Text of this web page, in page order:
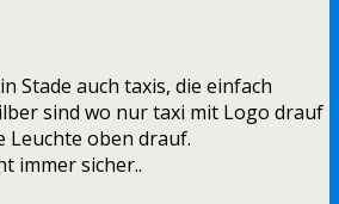
Stade auch taxis, die einfach
sind wo nur taxi mit Logo drauf
Leuchte oben drauf.
immer sicher..